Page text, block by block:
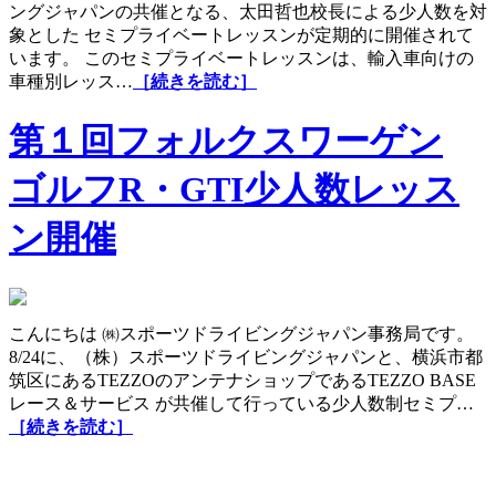
ングジャパンの共催となる、太田哲也校長による少人数を対
象とした セミプライベートレッスンが定期的に開催されて
います。 このセミプライベートレッスンは、輸入車向けの
車種別レッス… ［続きを読む］
第１回フォルクスワーゲン
ゴルフR・GTI少人数レッス
ン開催
こんにちは ㈱スポーツドライビングジャパン事務局です。
8/24に、（株）スポーツドライビングジャパンと、横浜市都
筑区にあるTEZZOのアンテナショップであるTEZZO BASE
レース＆サービス が共催して行っている少人数制セミプ…
［続きを読む］